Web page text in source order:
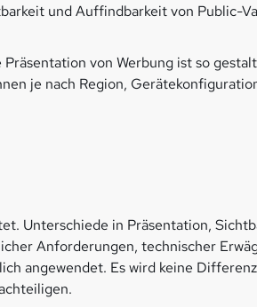
und Auffindbarkeit von Public-
von Werbung ist so
je nach Region,
Unterschiede in Präsentation,
Anforderungen, technischer
angewendet. Es wird keine